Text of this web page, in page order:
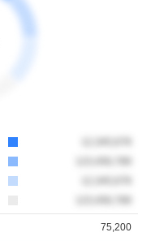
75,200